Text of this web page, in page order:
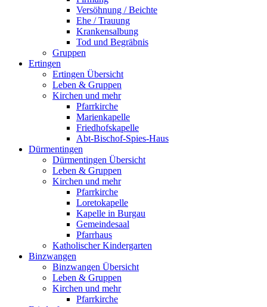
Versöhnung / Beichte
Ehe / Trauung
Krankensalbung
Tod und Begräbnis
Gruppen
Ertingen
Ertingen Übersicht
Leben & Gruppen
Kirchen und mehr
Pfarrkirche
Marienkapelle
Friedhofskapelle
Abt-Bischof-Spies-Haus
Dürmentingen
Dürmentingen Übersicht
Leben & Gruppen
Kirchen und mehr
Pfarrkirche
Loretokapelle
Kapelle in Burgau
Gemeindesaal
Pfarrhaus
Katholischer Kindergarten
Binzwangen
Binzwangen Übersicht
Leben & Gruppen
Kirchen und mehr
Pfarrkirche